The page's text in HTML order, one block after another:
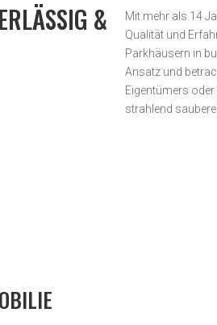
&
Mit mehr als 14
Qualität und
Parkhäusern in
Ansatz und
Eigentümers
strahlend